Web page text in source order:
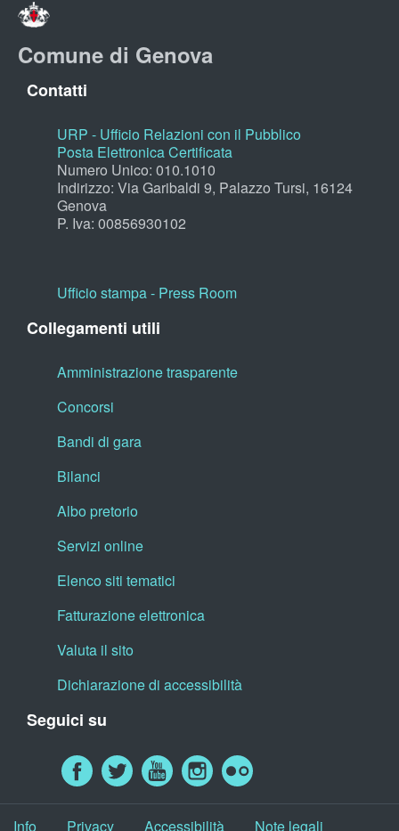
Comune di Genova
Contatti
URP - Ufficio Relazioni con il Pubblico
Posta Elettronica Certificata
Numero Unico: 010.1010
Indirizzo: Via Garibaldi 9, Palazzo Tursi, 16124
Genova
P. Iva: 00856930102
Ufficio stampa - Press Room
Collegamenti utili
Amministrazione trasparente
Concorsi
Bandi di gara
Bilanci
Albo pretorio
Servizi online
Elenco siti tematici
Fatturazione elettronica
Valuta il sito
Dichiarazione di accessibilità
Seguici su
Info Privacy Accessibilità Note legali